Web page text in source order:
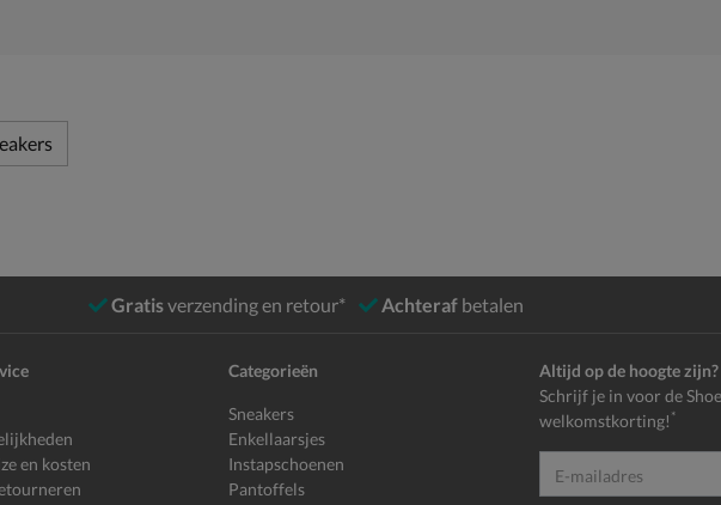
Gratisverzending en retour* Achteraf betalen
en kosten
Categorieën
Sneakers
Enkellaarsjes
Instapschoenen
Pantoffels
Altijd op de hoogte zijn?
Schrijf je in voor de
welkomstkorting! *
E-mailadres